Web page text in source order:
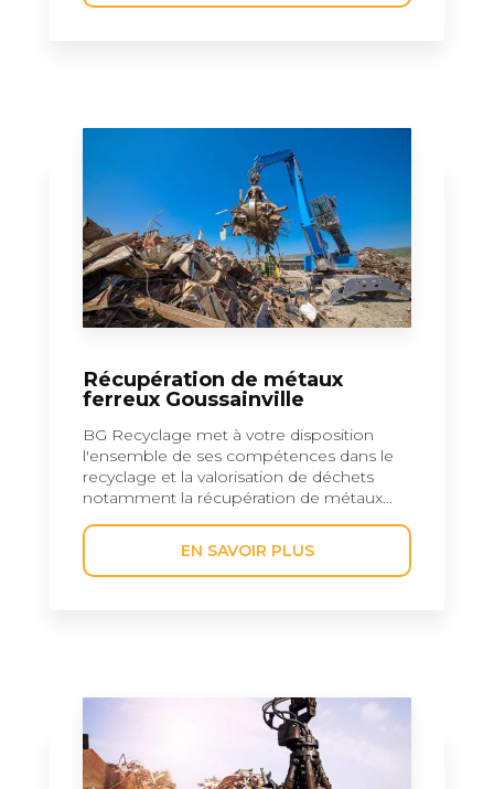
Récupération de métaux
ferreux Goussainville
BG Recyclage met à votre disposition
l'ensemble de ses compétences dans le
recyclage et la valorisation de déchets
notamment la récupération de métaux...
EN SAVOIR PLUS